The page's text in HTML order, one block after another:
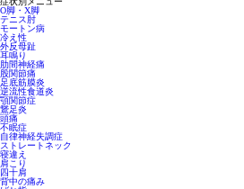
O脚・X脚
テニス肘
モートン病
冷え性
外反母趾
耳鳴り
肋間神経痛
股関節痛
足底筋膜炎
逆流性食道炎
顎関節症
鵞足炎
頭痛
不眠症
自律神経失調症
ストレートネック
寝違え
肩こり
四十肩
背中の痛み